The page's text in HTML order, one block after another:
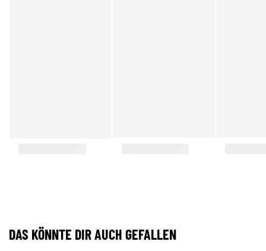
DAS KÖNNTE DIR AUCH GEFALLEN